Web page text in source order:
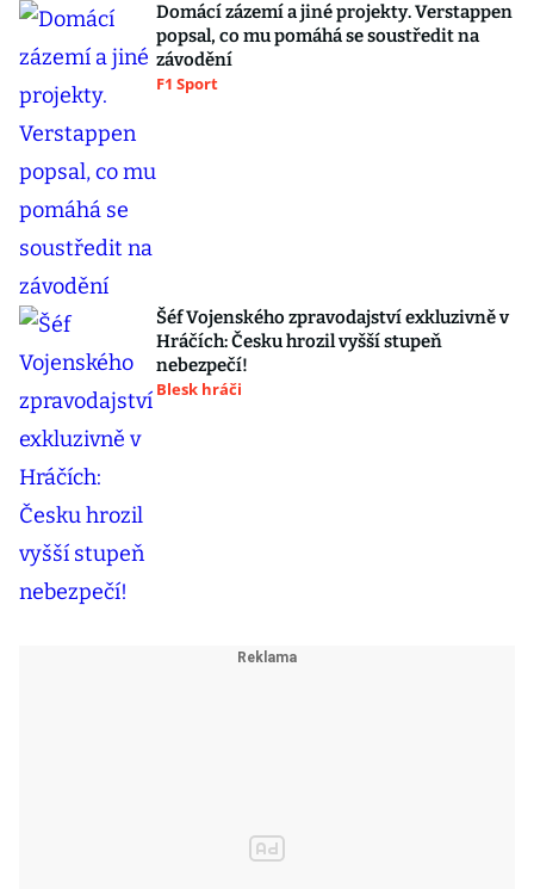
Domácí zázemí a jiné projekty. Verstappen
popsal, co mu pomáhá se soustředit na
závodění
F1 Sport
Šéf Vojenského zpravodajství exkluzivně v
Hráčích: Česku hrozil vyšší stupeň
nebezpečí!
Blesk hráči